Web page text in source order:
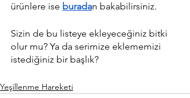
ürünlere ise buradan bakabilirsiniz.
Sizin de bu listeye ekleyeceğiniz bitki
olur mu? Ya da serimize eklememizi
istediğiniz bir başlık?
Yeşillenme Hareketi